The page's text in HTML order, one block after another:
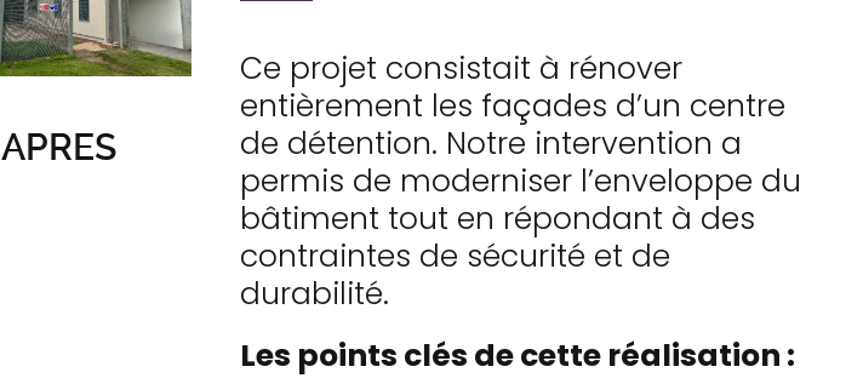
APRES
Ce projet consistait à rénover
entièrement les façades d’un centre
de détention. Notre intervention a
permis de moderniser l’enveloppe du
bâtiment tout en répondant à des
contraintes de sécurité et de
durabilité.
Les points clés de cette réalisation :